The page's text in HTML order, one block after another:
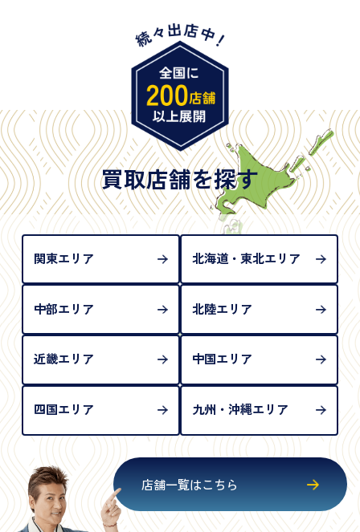
・旧パスポート
※原則として「公的機関が発行し、氏名、住所、生
年月日が記載されているもの
※日本国政府発行のもの
※2020年2月4日以降に申請された新型パスポートに
は「所持人記入欄（住所記載欄）」が存在しないた
め、単体では古物営業法上の本人確認書類として認
められない（住所確認ができないため）。補助書類
が必要となります
買取店舗を探す
関東エリア 北海道・東北エリア
中部エリア 北陸エリア
近畿エリア 中国エリア
四国エリア 九州・沖縄エリア
店舗一覧はこちら